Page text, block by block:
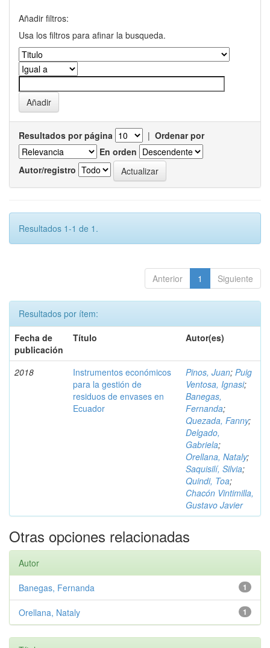
Añadir filtros:
Usa los filtros para afinar la busqueda.
Resultados por página | Ordenar por
En orden
Autor/registro
Resultados 1-1 de 1.
Anterior 1 Siguiente
Resultados por ítem:
Fecha de
publicación
Título Autor(es)
2018
Instrumentos económicos
para la gestión de
residuos de envases en
Ecuador
Pinos, Juan; Puig
Ventosa, Ignasi;
Banegas,
Fernanda;
Quezada, Fanny;
Delgado,
Gabriela;
Orellana, Nataly;
Saquisilí, Silvia;
Quindi, Toa;
Chacón Vintimilla,
Gustavo Javier
Otras opciones relacionadas
Autor
1
Banegas, Fernanda
1
Orellana, Nataly